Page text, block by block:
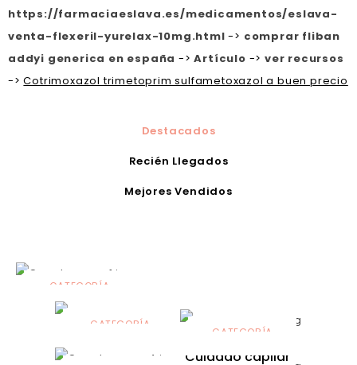
https://farmaciaeslava.es/medicamentos/eslava-
venta-flexeril-yurelax-10mg.html -> comprar fliban
addyi generica en españa ->Artículo ->ver recursos
->Cotrimoxazol trimetoprim sulfametoxazol a buen precio
Destacados
Recién Llegados
Mejores Vendidos
CATEGORÍA
Alimentación
infantilCATEGORÍA
Dermocosmética
CATEGORÍA
Solares
Cuidado capilar